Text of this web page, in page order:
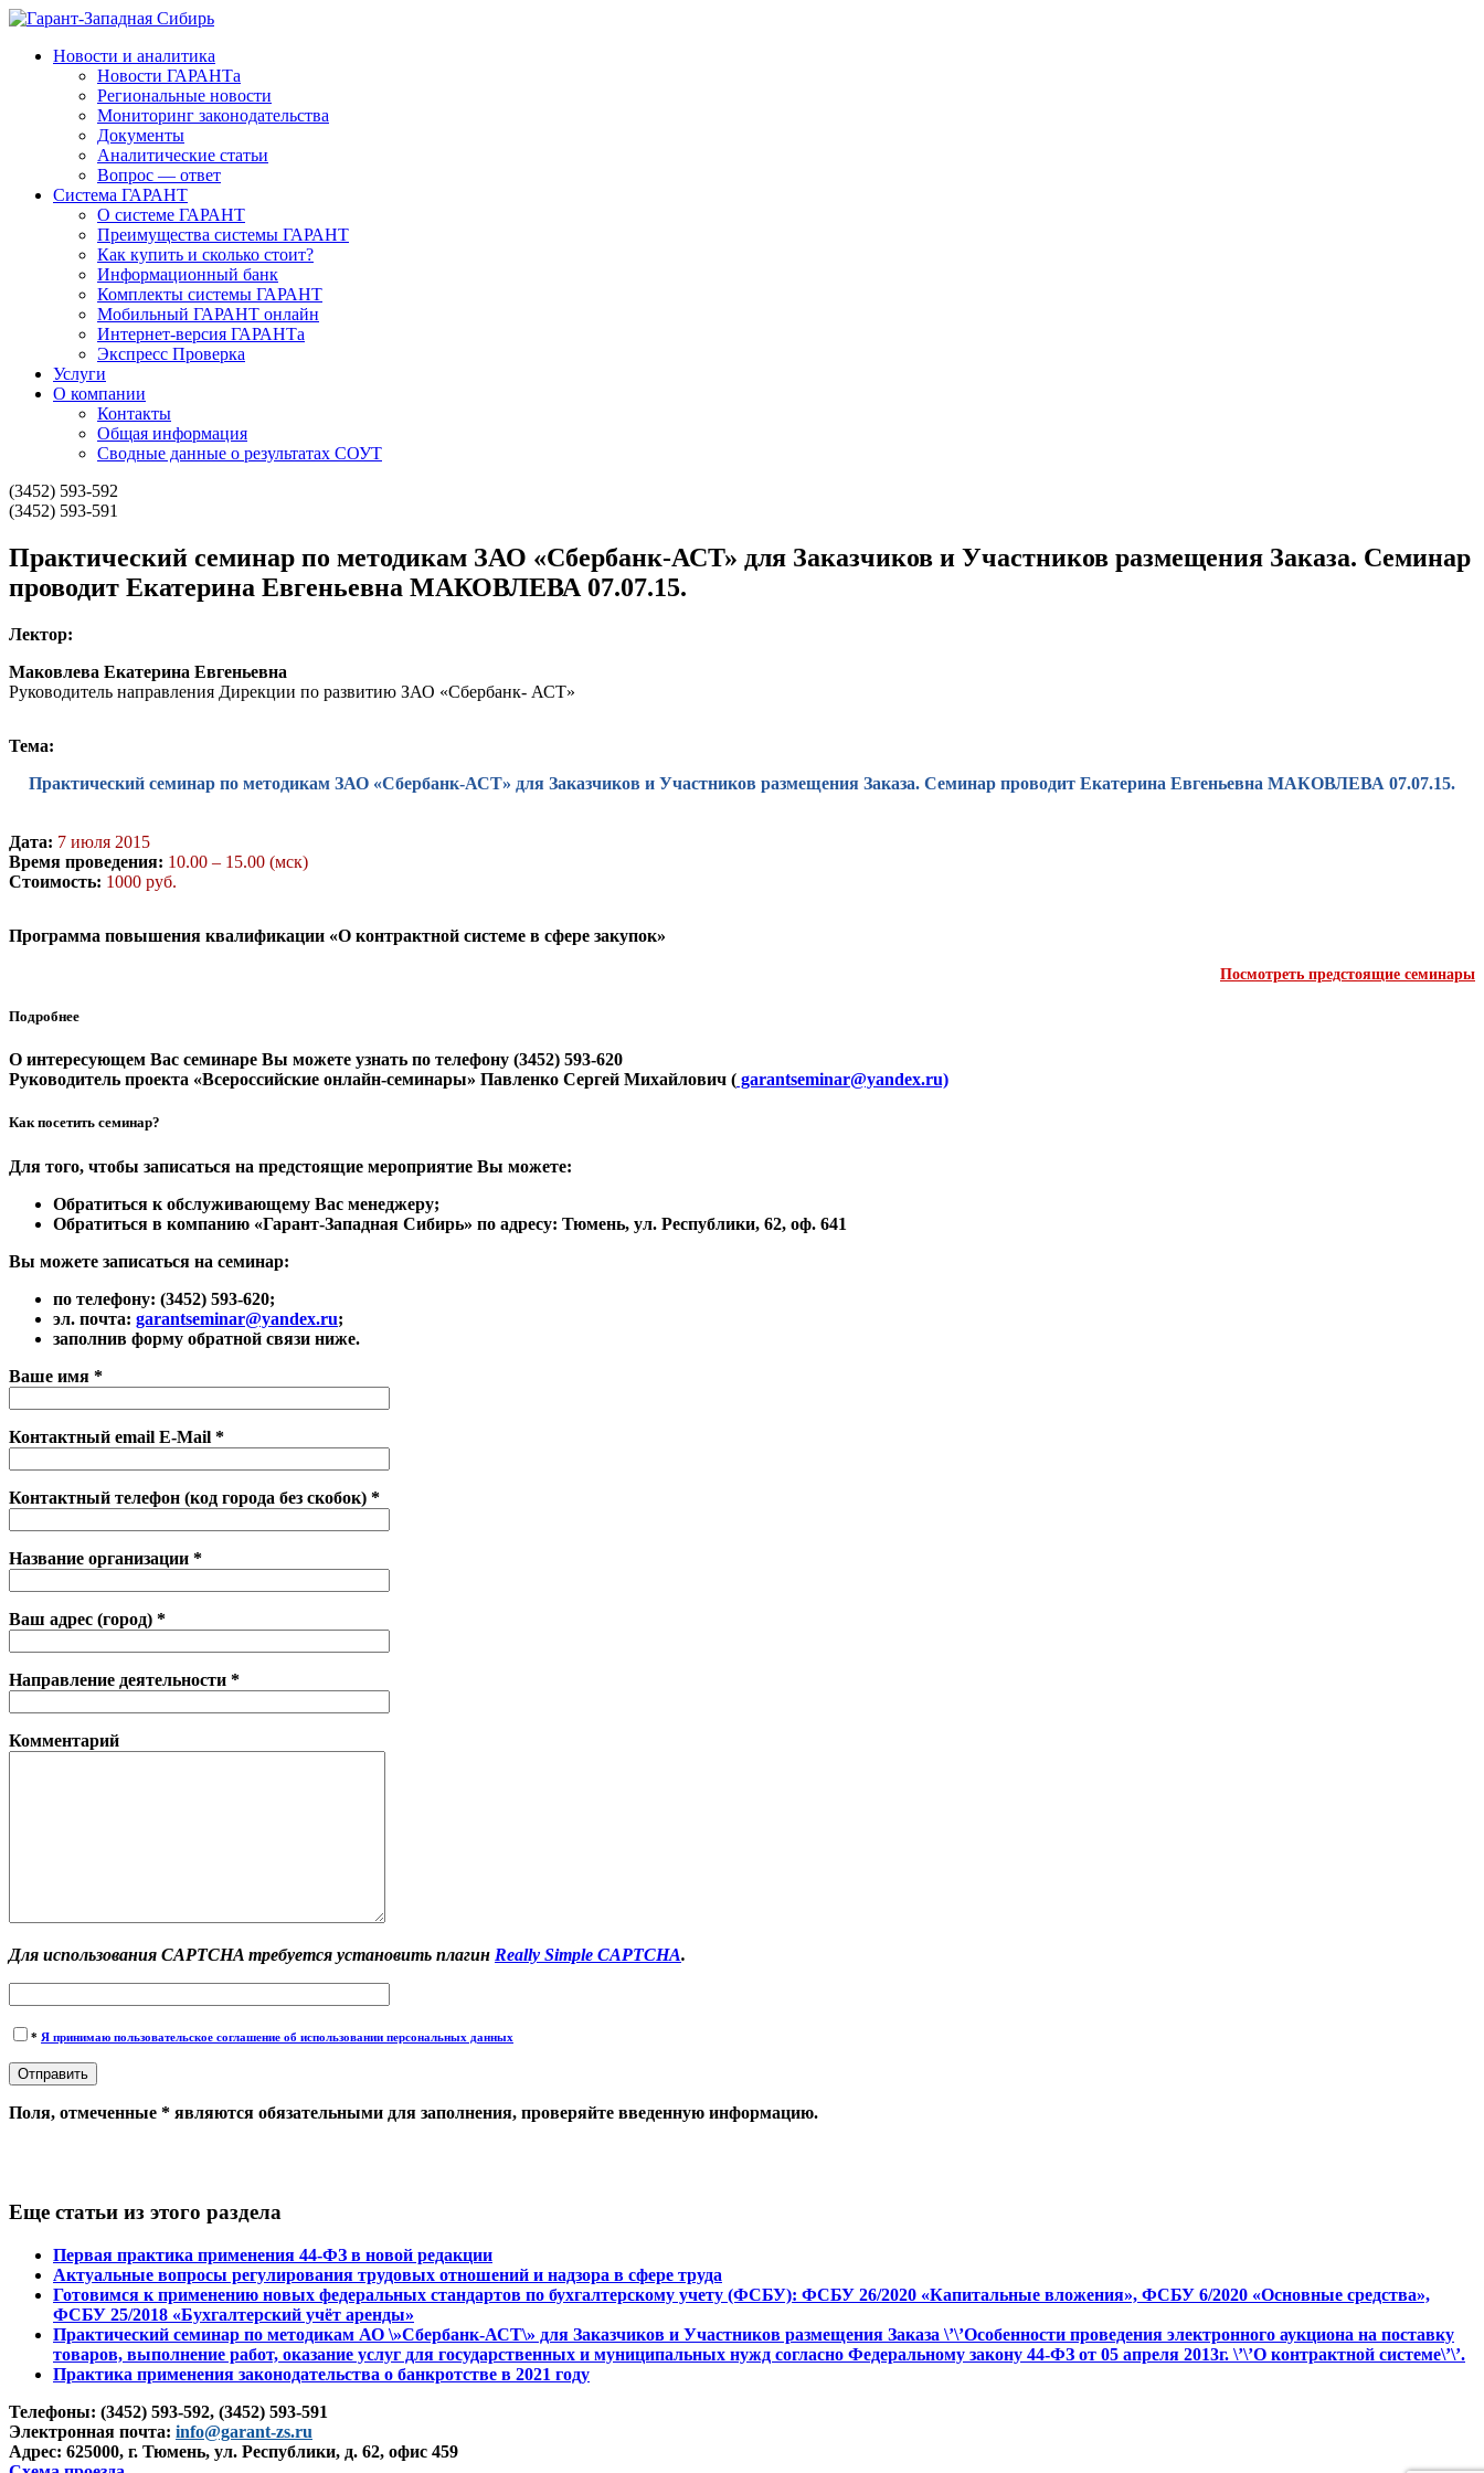
Новости и аналитика
Новости ГАРАНТа
Региональные новости
Мониторинг законодательства
Документы
Аналитические статьи
Вопрос — ответ
Система ГАРАНТ
О системе ГАРАНТ
Преимущества системы ГАРАНТ
Как купить и сколько стоит?
Информационный банк
Комплекты системы ГАРАНТ
Мобильный ГАРАНТ онлайн
Интернет-версия ГАРАНТа
Экспресс Проверка
Услуги
О компании
Контакты
Общая информация
Сводные данные о результатах СОУТ
(3452) 593-592
(3452) 593-591
Практический семинар по методикам ЗАО «Сбербанк-АСТ» для Заказчиков и Участников размещения Заказа. Семинар
проводит Екатерина Евгеньевна МАКОВЛЕВА 07.07.15.
Лектор:
Маковлева Екатерина Евгеньевна
Руководитель направления Дирекции по развитию ЗАО «Сбербанк- АСТ»
Тема:
Практический семинар по методикам ЗАО «Сбербанк-АСТ» для Заказчиков и Участников размещения Заказа. Семинар проводит Екатерина Евгеньевна МАКОВЛЕВА 07.07.15.
Дата: 7 июля 2015
Время проведения: 10.00 – 15.00 (мск)
Стоимость: 1000 руб.
Программа повышения квалификации «О контрактной системе в сфере закупок»
Посмотреть предстоящие семинары
Подробнее
О интересующем Вас семинаре Вы можете узнать по телефону (3452) 593-620
Руководитель проекта «Всероссийские онлайн-семинары» Павленко Сергей Михайлович ( garantseminar@yandex.ru)
Как посетить семинар?
Для того, чтобы записаться на предстоящие мероприятие Вы можете:
Обратиться к обслуживающему Вас менеджеру;
Обратиться в компанию «Гарант-Западная Сибирь» по адресу: Тюмень, ул. Республики, 62, оф. 641
Вы можете записаться на семинар:
по телефону: (3452) 593-620;
эл. почта: garantseminar@yandex.ru;
заполнив форму обратной связи ниже.
Ваше имя *
Контактный email E-Mail *
Контактный телефон (код города без скобок) *
Название организации *
Ваш адрес (город) *
Направление деятельности *
Комментарий
Для использования CAPTCHA требуется установить плагин Really Simple CAPTCHA.
* Я принимаю пользовательское соглашение об использовании персональных данных
Поля, отмеченные * являются обязательными для заполнения, проверяйте введенную информацию.
Еще статьи из этого раздела
Первая практика применения 44-ФЗ в новой редакции
Актуальные вопросы регулирования трудовых отношений и надзора в сфере труда
Готовимся к применению новых федеральных стандартов по бухгалтерскому учету (ФСБУ): ФСБУ 26/2020 «Капитальные вложения», ФСБУ 6/2020 «Основные средства»,
ФСБУ 25/2018 «Бухгалтерский учёт аренды»
Практический семинар по методикам АО \»Сбербанк-АСТ\» для Заказчиков и Участников размещения Заказа \’\’Особенности проведения электронного аукциона на поставку
товаров, выполнение работ, оказание услуг для государственных и муниципальных нужд согласно Федеральному закону 44-ФЗ от 05 апреля 2013г. \’\’О контрактной системе\’\’.
Практика применения законодательства о банкротстве в 2021 году
Телефоны: (3452) 593-592, (3452) 593-591
Электронная почта: info@garant-zs.ru
Адрес: 625000, г. Тюмень, ул. Республики, д. 62, офис 459